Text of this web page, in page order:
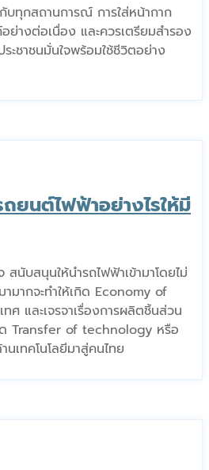
ทุกสถานการณ์ การใส่หน้ากาก
ย่างต่อเนื่อง และควรเตรียมสำรอง
ชาชนมั่นใจพร้อมใช้ชีวิตอย่าง
ยนต์ไฟฟ้าอย่างไรให้มี
นับสนุนให้นำรถไฟฟ้าเข้ามาโดยไม่
ามากจะทำให้เกิด Economy of
ศ และเจรจาเรื่องการผลิตชิ้นส่วน
ด Transfer of technology หรือ
เทคโนโลยีมาสู่คนไทย